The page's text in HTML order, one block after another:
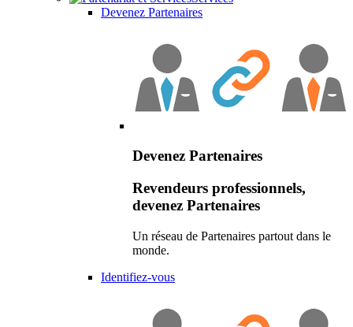
Devenez Partenaires
Devenez Partenaires
Revendeurs professionnels,
devenez Partenaires
Un réseau de Partenaires partout dans le
monde.
Identifiez-vous